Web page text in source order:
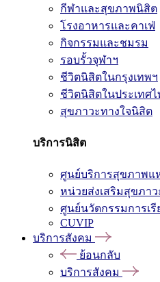
กีฬาและสุขภาพนิสิต
โรงอาหารและคาเฟ่
กิจกรรมและชมรม
รอบรั้วจุฬาฯ
ชีวิตนิสิตในกรุงเทพฯ
ชีวิตนิสิตในประเทศไ
สุขภาวะทางใจนิสิต
บริการนิสิต
ศูนย์บริการสุขภาพแ
หน่วยส่งเสริมสุขภา
ศูนย์นวัตกรรมการเรี
CUVIP
บริการสังคม
ย้อนกลับ
บริการสังคม